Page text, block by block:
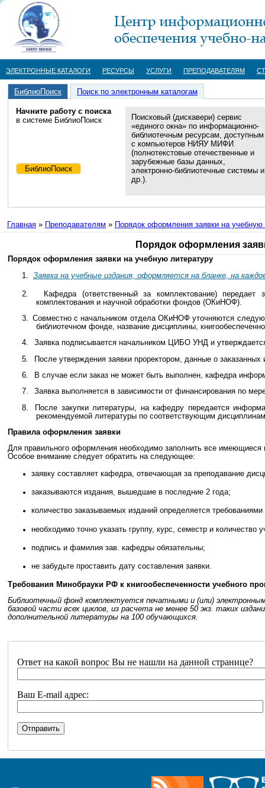
ЭЛЕКТРОННЫЕ КАТАЛОГИ РЕСУРСЫ УСЛУГИ ПРЕПОДАВАТЕЛЯМ
БиблиоПоиск Поиск по электронным каталогам
Начните работу с поиска
в системе БиблиоПоиск
Поисковый (дискавери) сервис
«единого окна» по информационно-
библиотечным ресурсам, доступным
с компьютеров НИЯУ МИФИ
(полнотекстовые отечественные и
зарубежные базы данных,
электронно-библиотечные системы и
др.).
Главная » Преподавателям » Порядок оформления заявки на учебную
Порядок оформления
Порядок оформления заявки на учебную литературу
1. Заявка на учебные издания, оформляется на бланке, на
2. Кафедра (ответственныйза комплектование) передает
комплектования и научной обработки фондов (ОКиНОФ).
3. Совместно с начальником отделаОКиНОФ уточняются
библиотечном фонде, название дисциплины,
4.
Заявка подписывается начальником ЦИБО УНД и
5.
После утверждения заявки проректором, данные о заказанных
6.
В случае если заказ не может быть выполнен, кафедра
7.
Заявка выполняется в зависимости от финансирования по
8.
После закупки литературы, на кафедру передается
рекомендуемой литературы по соответствующим
Правила оформления заявки
Для правильного оформления необходимо заполнить все имеющиеся
Особое внимание следует обратить на следующее:
заявку составляет кафедра, отвечающая за преподавание
заказываются издания, вышедшие в последние 2 года;
количество заказываемых изданий определяется требованиями
необходимо точно указать группу, курс, семестр и
подпись и фамилия зав. кафедры обязательны;
не забудьте проставить дату составления заявки.
Требования Минобрауки РФ к книгообеспеченности учебного
Библиотечный фонд комплектуется печатными и (или)
базовой части всех циклов, из расчета не менее 50 экз. таких
дополнительной литературы на 100 обучающихся.
Ответ на какой вопрос Вы не нашли на данной странице?
Ваш E-mail адрес: